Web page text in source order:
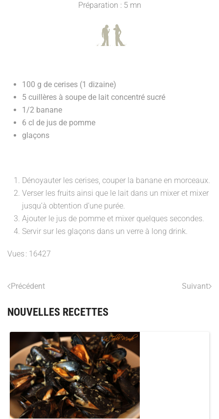
Préparation : 5 mn
100 g de cerises (1 dizaine)
5 cuillères à soupe de lait concentré sucré
1/2 banane
6 cl de jus de pomme
glaçons
Dénoyauter les cerises, couper la banane en morceaux.
Verser les fruits ainsi que le lait dans un mixer et mixer
jusqu’à obtention d’une purée.
Ajouter le jus de pomme et mixer quelques secondes.
Servir sur les glaçons dans un verre à long drink.
Vues : 16427
Précédent Suivant
NOUVELLES RECETTES